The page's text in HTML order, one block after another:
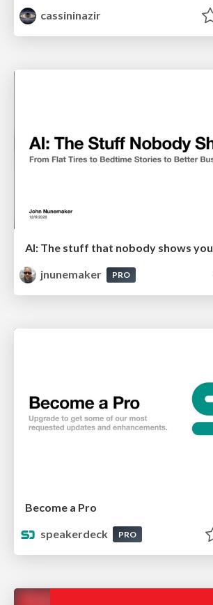
cassininazir
AI: The stuff that nobody shows you
jnunemaker
PRO
Become a Pro
speakerdeck
PRO